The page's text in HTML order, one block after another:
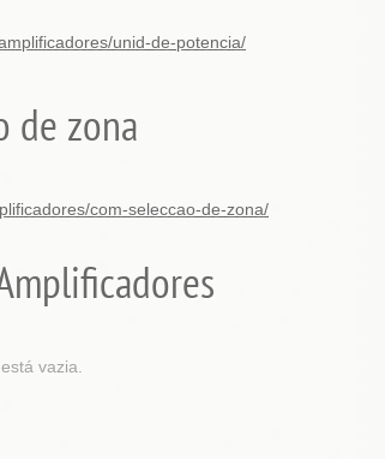
unid-de-potencia/
de zona
com-seleccao-de-zona/
vazia.